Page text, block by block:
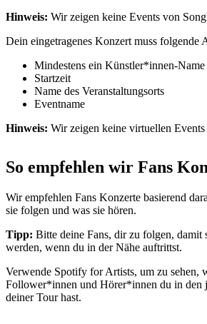
Hinweis: Wir zeigen keine Events von
Dein eingetragenes Konzert muss folgende
Mindestens ein Künstler*innen-Name
Startzeit
Name des Veranstaltungsorts
Eventname
Hinweis: Wir zeigen keine virtuellen Events
So empfehlen wir Fans
Wir empfehlen Fans Konzerte basierend
sie folgen und was sie hören.
Tipp: Bitte deine Fans, dir zu folgen, damit
werden, wenn du in der Nähe auftrittst.
Verwende Spotify for Artists, um zu sehen,
Follower*innen und Hörer*innen du in den
deiner Tour hast.